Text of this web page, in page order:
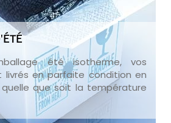
été isotherme, vos
livrés en parfaite condition en
que soit la température